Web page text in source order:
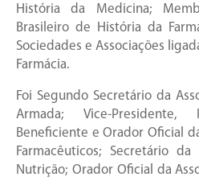
História da Medicina;
Brasileiro de História da
Sociedades e Associações
Farmácia.
Foi Segundo Secretário da
Armada; Vice-
Beneficiente e Orador Oficial
Farmacêuticos; Secretário
Nutrição; Orador Oficial da